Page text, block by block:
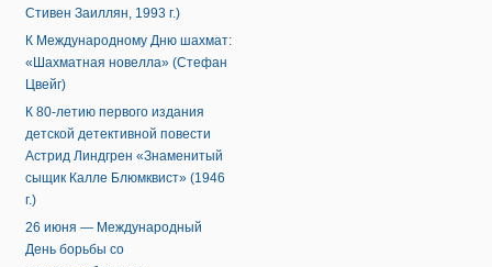
Стивен Заиллян, 1993 г.)
К Международному Дню шахмат:
«Шахматная новелла» (Стефан
Цвейг)
К 80-летию первого издания
детской детективной повести
Астрид Линдгрен «Знаменитый
сыщик Калле Блюмквист» (1946
г.)
26 июня — Международный
День борьбы со